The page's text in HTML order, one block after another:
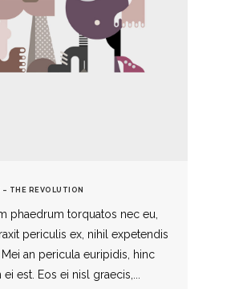
– THE REVOLUTION
phaedrum torquatos nec eu,
periculis ex, nihil expetendis
Mei an pericula euripidis, hinc
ei est. Eos ei nisl graecis,...